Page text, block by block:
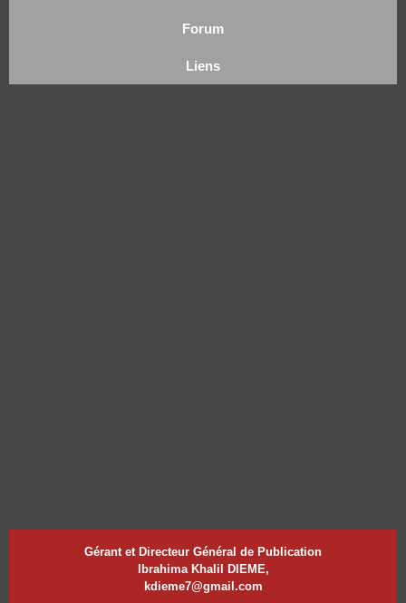
Forum
Liens
Gérant et Directeur Général de Publication
Ibrahima Khalil DIEME,
kdieme7@gmail.com